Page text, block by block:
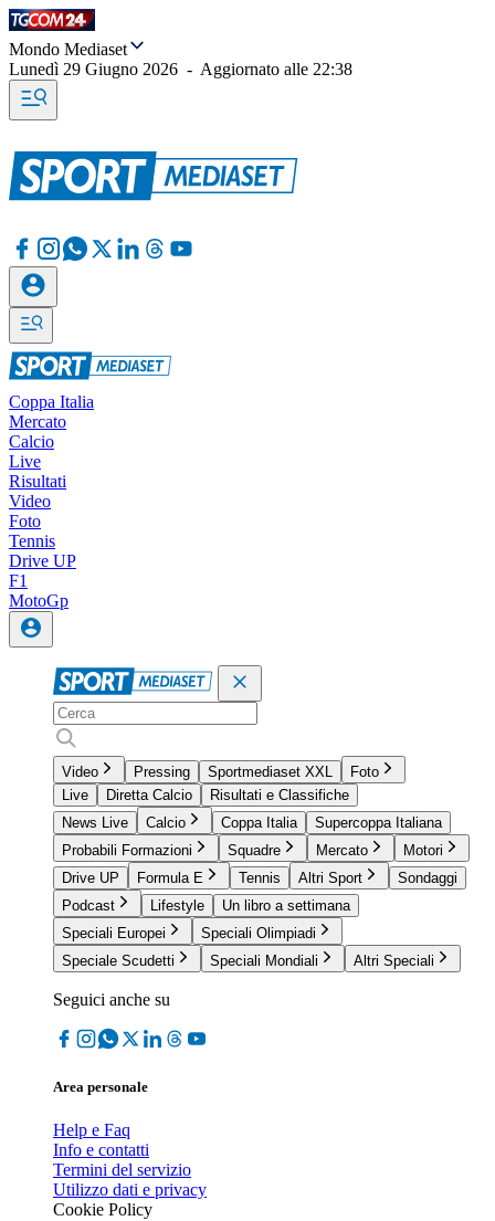
Mondo Mediaset
Lunedì 29 Giugno 2026 - Aggiornato alle 22:38
Coppa Italia
Mercato
Calcio
Live
Risultati
Video
Foto
Tennis
Drive UP
F1
MotoGp
Video Pressing Sportmediaset XXL
Foto
Live
Diretta Calcio
Risultati e Classifiche
News Live
Calcio Coppa Italia
Supercoppa Italiana
Probabili Formazioni
Squadre Mercato
Motori
Drive UP
Formula E Tennis Altri Sport
Sondaggi
Podcast
Lifestyle
Un libro a settimana
Speciali Europei
Speciali Olimpiadi
Speciale Scudetti
Speciali Mondiali Altri Speciali
Seguici anche su
Area personale
Help e Faq
Info e contatti
Termini del servizio
Utilizzo dati e privacy
Cookie Policy